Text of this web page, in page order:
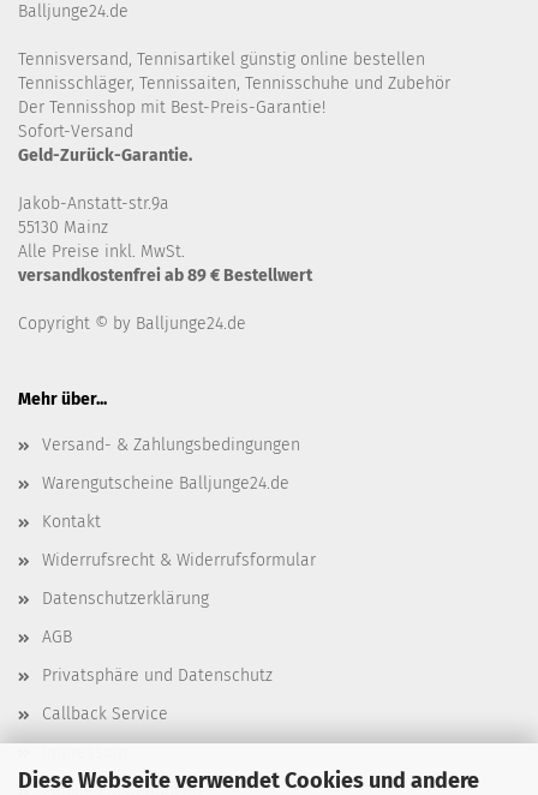
Diese Webseite verwendet Cookies und andere
Balljunge24.de
Tennisversand, Tennisartikel günstig online bestellen
Tennisschläger, Tennissaiten, Tennisschuhe und Zubehör
Der Tennisshop mit Best-Preis-Garantie!
Sofort-Versand
Geld-Zurück-Garantie.
Jakob-Anstatt-str.9a
55130 Mainz
Alle Preise inkl. MwSt.
versandkostenfrei ab 89 € Bestellwert
Copyright © by Balljunge24.de
Mehr über...
Versand- & Zahlungsbedingungen
Warengutscheine Balljunge24.de
Kontakt
Widerrufsrecht & Widerrufsformular
Datenschutzerklärung
AGB
Privatsphäre und Datenschutz
Callback Service